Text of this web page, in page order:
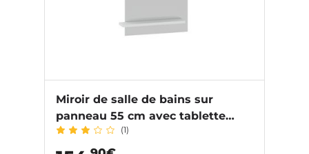
Miroir de salle de bains sur
panneau 55 cm avec tablette
INFINY
(1)